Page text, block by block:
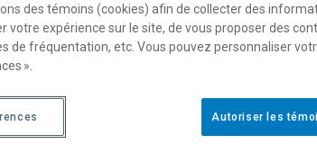
AU QUÉBEC (…)
zones d’ombre dans l’état des
des témoins (cookies) afin de collecter des
votre expérience sur le site, de vous proposer des
de fréquentation, etc. Vous pouvez personnaliser
».
Autoriser les